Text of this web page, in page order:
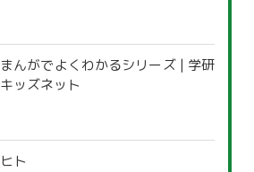
まんがでよくわかるシリーズ | 学研
キッズネット
ヒト